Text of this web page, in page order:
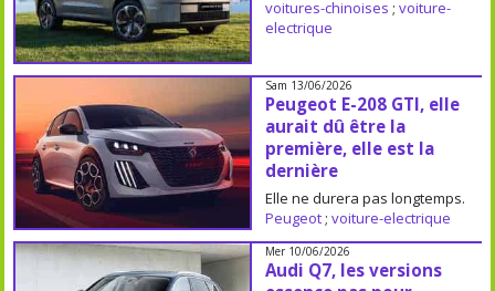
voitures-chinoises ; voiture-
electrique
Sam 13/06/2026
Peugeot E-208 GTI, elle
aurait dû être la
première, elle est la
dernière
Elle ne durera pas longtemps.
Peugeot; voiture-electrique
Mer 10/06/2026
Audi Q7, les versions